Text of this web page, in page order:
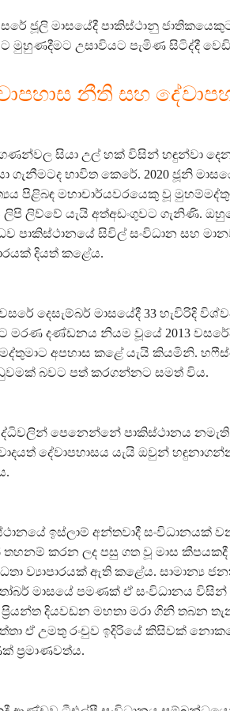
ජූලි මාසයේදී පාකිස්ථානු
මුහුණදීමට උසාවියට පැමිණ සිටිද්දී වෙඩි
නීති සහ
ගණන්වල සියා උල් හක් විසින් හඳුන්වා
ගැනීමටද භාවිත කෙරේ. 2020 ජූනි
පිළිබඳ මහාචාර්යවරයෙකු වූ
ලිව්වේ යැයි අත්අඩංගුවට ගැනිණි.
පාකිස්ථානයේ සිවිල් සංවිධාන සහ
දියත් කළේය.
වසරේ දෙසැම්බර් මාසයේදී 33 හැවිරිදි
මරණ දණ්ඩනය නියම වූයේ 2013
අපහාස කළේ යැයි කියමිනි.
බවට පත් කරගන්නට සමත් විය.
පෙනෙන්නේ පාකිස්ථානය
දේවාපහාසය යැයි ඔවුන්
ඉස්ලාම් අන්තවාදී සංවිධානයක්
කරන ලද පසු ගත වූ මාස
ව්‍යාපාරයක් ඇති කළේය. සාමාන්‍ය
මාසයේ පමණක් ඒ සංවිධානය විසින්
ප්‍රියන්ත දියවඩන මහතා මරා ගිනි තබන
ඒ උමතු රංචුව ඉදිරියේ කිසිවක්
ප්‍රමාණවත්ය.